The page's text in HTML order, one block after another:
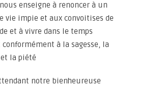
enseigne à renoncer à un
vie impie et aux convoitises de
et à vivre dans le temps
conformément à la sagesse, la
la piété
notre bienheureuse